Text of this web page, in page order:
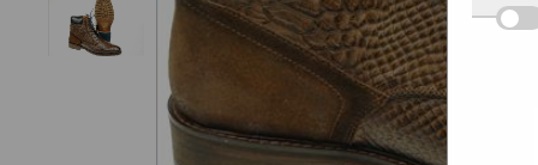
hij
we
In